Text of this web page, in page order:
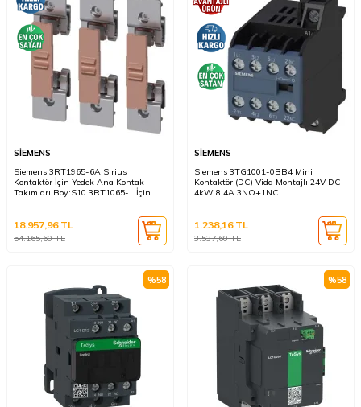
SİEMENS
Siemens 3RT1965-6A Sirius
Kontaktör İçin Yedek Ana Kontak
Takımları Boy:S10 3RT1065-.. İçin
54.165,60TL
18.957,96TL
SİEMENS
Siemens 3TG1001-0BB4 Mini
Kontaktör (DC) Vida Montajlı 24V DC
4kW 8.4A 3NO+1NC
3.537,60TL
1.238,16TL
%58 %58